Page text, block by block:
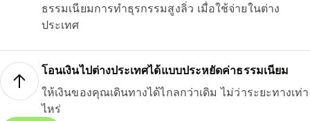
ธรรมเนียมการทำธุรกรรมสูงลิ่ว เมื่อใช้จ่ายในต่าง
ประเทศ
โอนเงินไปต่างประเทศได้แบบประหยัดค่าธรรมเนียม
ให้เงินของคุณเดินทางได้ไกลกว่าเดิม ไม่ว่าระยะทางเท่า
ไหร่